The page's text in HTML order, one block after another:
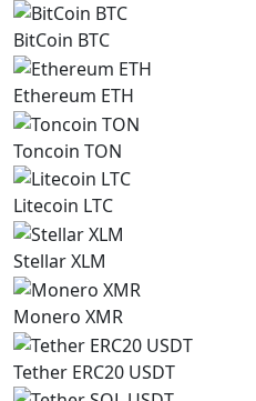
BitCoin BTC
Ethereum ETH
Toncoin TON
Litecoin LTC
Stellar XLM
Monero XMR
Tether ERC20 USDT